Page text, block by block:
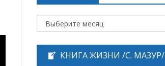
КНИГА ЖИЗНИ /С. МАЗУР/